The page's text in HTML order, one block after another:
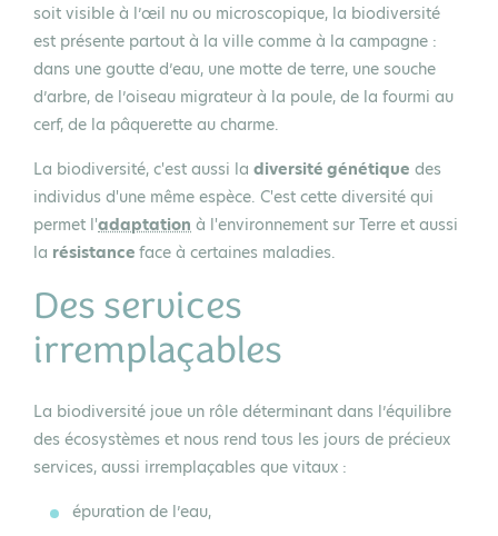
soit visible à l’œil nu ou microscopique, la biodiversité
est présente partout à la ville comme à la campagne :
dans une goutte d’eau, une motte de terre, une souche
d’arbre, de l’oiseau migrateur à la poule, de la fourmi au
cerf, de la pâquerette au charme.
La biodiversité, c'est aussi la diversité génétique des
individus d'une même espèce. C'est cette diversité qui
permet l'adaptation à l'environnement sur Terre et aussi
la résistance face à certaines maladies.
Des services
irremplaçables
La biodiversité joue un rôle déterminant dans l’équilibre
des écosystèmes et nous rend tous les jours de précieux
services, aussi irremplaçables que vitaux :
épuration de l’eau,